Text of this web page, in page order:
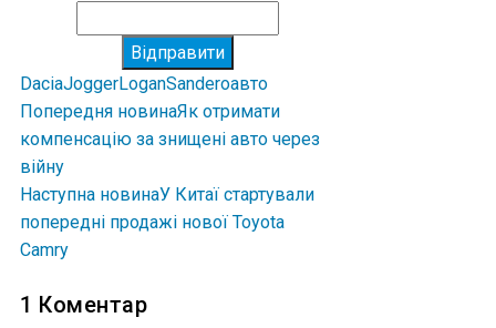
Відправити
DaciaJoggerLoganSanderoавто
Попередня новинаЯк отримати
компенсацію за знищені авто через
війну
Наступна новинаУ Китаї стартували
попередні продажі нової Toyota
Camry
1 Коментар